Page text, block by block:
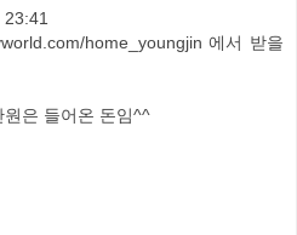
home_youngjin 에서 받을
은 들어온 돈임^^